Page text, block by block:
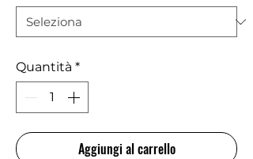
Quantità *
Aggiungi al carrello